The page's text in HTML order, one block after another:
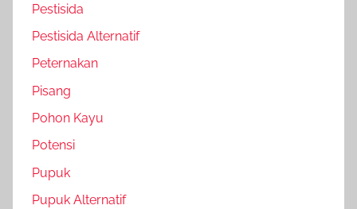
Pestisida
Pestisida Alternatif
Peternakan
Pisang
Pohon Kayu
Potensi
Pupuk
Pupuk Alternatif